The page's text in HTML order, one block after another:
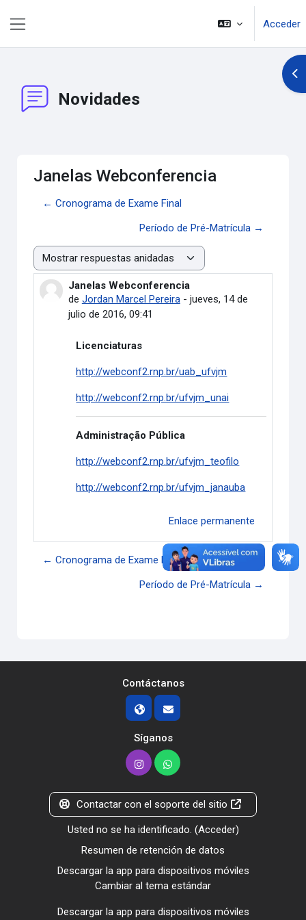
Acceder
Novidades
Janelas Webconferencia
← Cronograma de Exame Final
Período de Pré-Matrícula →
Mostrar modo
Janelas Webconferencia
de Jordan Marcel Pereira- jueves, 14 de
julio de 2016, 09:41
Número de respuestas: 0
Licenciaturas
http://webconf2.rnp.br/uab_ufvjm
http://webconf2.rnp.br/ufvjm_unai
Administração Pública
http://webconf2.rnp.br/ufvjm_teofilo
http://webconf2.rnp.br/ufvjm_janauba
Enlace permanente
← Cronograma de Exame Final
Período de Pré-Matrícula →
Contáctanos
Síganos
Contactar con el soporte del sitio
Usted no se ha identificado. (Acceder)
Resumen de retención de datos
Descargar la app para dispositivos móviles
Cambiar al tema estándar
Descargar la app para dispositivos móviles